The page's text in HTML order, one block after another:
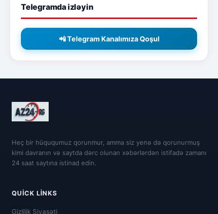
Telegramda izləyin
📲 Telegram Kanalımıza Qoşul
Heç bir hüququmuz qorunmur, amma siz yenə də qorunurmuş
kimi davranın və saytda dərc olunan xəbərlərdən istifadə zamanı
24 saat saytına istinad edin.
QUICK LINKS
Gizlilik Siyasəti